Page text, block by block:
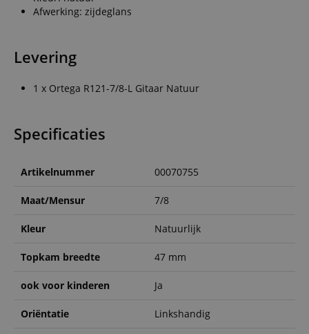
Afwerking: zijdeglans
Levering
1 x Ortega R121-7/8-L Gitaar Natuur
Specificaties
Artikelnummer 00070755
Maat/Mensur 7/8
Kleur Natuurlijk
Topkam breedte 47 mm
ook voor kinderen Ja
Oriëntatie Linkshandig